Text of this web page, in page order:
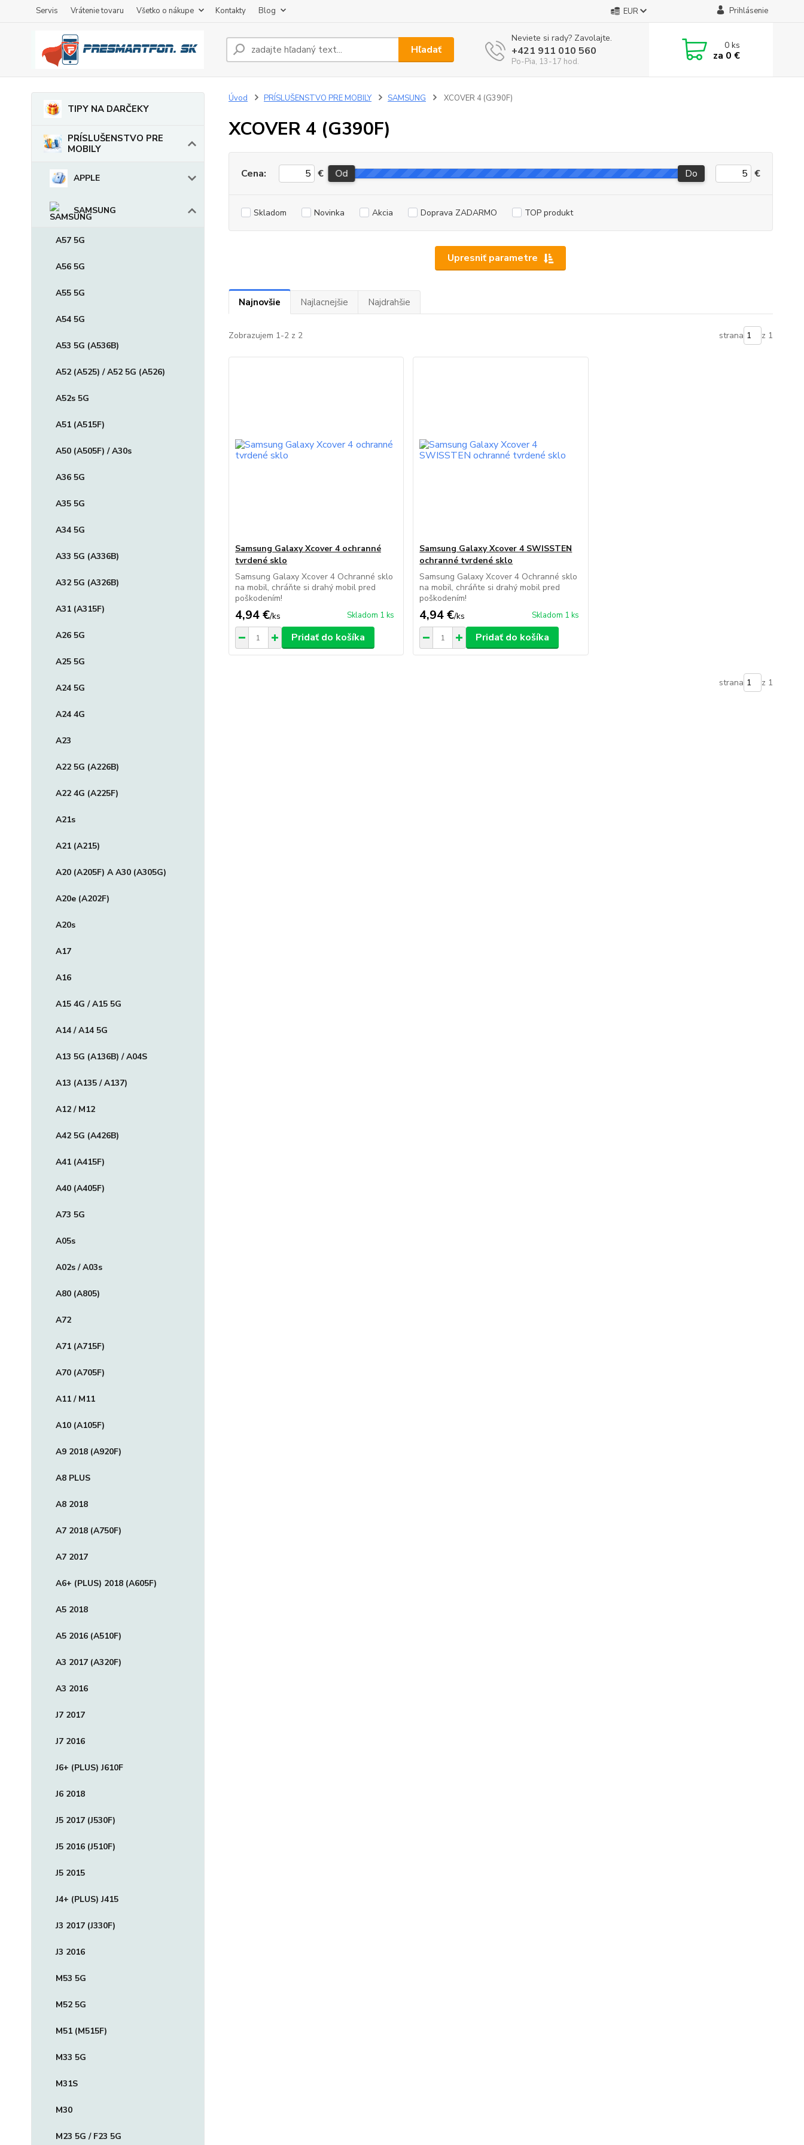
Servis Vrátenie tovaru Všetko o nákupe Kontakty Blog EUR Prihlásenie
Hľadať
Neviete si rady? Zavolajte.
+421 911 010 560
Po-Pia, 13-17 hod.
0ks
za 0 €
TIPY NA DARČEKY
PRÍSLUŠENSTVO PRE
MOBILY
APPLE
SAMSUNG
A57 5G
A56 5G
A55 5G
A54 5G
A53 5G (A536B)
A52 (A525) / A52 5G (A526)
A52s 5G
A51 (A515F)
A50 (A505F) / A30s
A36 5G
A35 5G
A34 5G
A33 5G (A336B)
A32 5G (A326B)
A31 (A315F)
A26 5G
A25 5G
A24 5G
A24 4G
A23
A22 5G (A226B)
A22 4G (A225F)
A21s
A21 (A215)
A20 (A205F) A A30 (A305G)
A20e (A202F)
A20s
A17
A16
A15 4G / A15 5G
A14 / A14 5G
A13 5G (A136B) / A04S
A13 (A135 / A137)
A12 / M12
A42 5G (A426B)
A41 (A415F)
A40 (A405F)
A73 5G
A05s
A02s / A03s
A80 (A805)
A72
A71 (A715F)
A70 (A705F)
A11 / M11
A10 (A105F)
A9 2018 (A920F)
A8 PLUS
A8 2018
A7 2018 (A750F)
A7 2017
A6+ (PLUS) 2018 (A605F)
A5 2018
A5 2016 (A510F)
A3 2017 (A320F)
A3 2016
J7 2017
J7 2016
J6+ (PLUS) J610F
J6 2018
J5 2017 (J530F)
J5 2016 (J510F)
J5 2015
J4+ (PLUS) J415
J3 2017 (J330F)
J3 2016
M53 5G
M52 5G
M51 (M515F)
M33 5G
M31S
M30
M23 5G / F23 5G
Úvod PRÍSLUŠENSTVO PRE MOBILY SAMSUNG XCOVER 4 (G390F)
XCOVER 4 (G390F)
Upresniť parametre
Cena: € Od Do €
Skladom Novinka Akcia Doprava ZADARMO TOP produkt
Najnovšie Najlacnejšie Najdrahšie
Zobrazujem 1-2 z 2 strana z 1
Samsung Galaxy Xcover 4 ochranné
tvrdené sklo
Samsung Galaxy Xcover 4 Ochranné sklo
na mobil, chráňte si drahý mobil pred
poškodením!
4,94 €/ks Skladom 1 ks
Pridať do košíka
Samsung Galaxy Xcover 4 SWISSTEN
ochranné tvrdené sklo
Samsung Galaxy Xcover 4 Ochranné sklo
na mobil, chráňte si drahý mobil pred
poškodením!
4,94 €/ks Skladom 1 ks
Pridať do košíka
strana z 1